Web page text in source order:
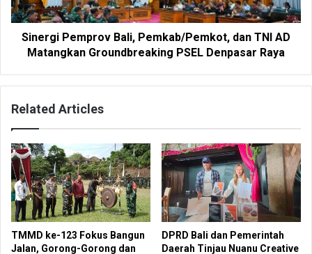
Sinergi Pemprov Bali, Pemkab/Pemkot, dan TNI AD
Matangkan Groundbreaking PSEL Denpasar Raya
Related Articles
TMMD ke-123 Fokus Bangun
Jalan, Gorong-Gorong dan
DPRD Bali dan Pemerintah
Daerah Tinjau Nuanu Creative